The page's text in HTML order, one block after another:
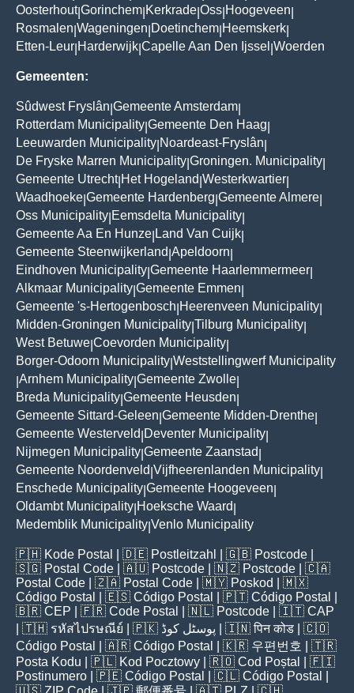
Oosterhout|Gorinchem Kerkrade Oss Hoogeveen
Rosmalen Wageningen Doetinchem Heemskerk
Etten-Leur Harderwijk Capelle Aan Den Ijssel Woerden
Gemeenten:
Sûdwest Fryslân Gemeente Amsterdam
Rotterdam Municipality Gemeente Den Haag
Leeuwarden Municipality Noardeast-Fryslân
De Fryske Marren Municipality Groningen. Municipality
Gemeente Utrecht| Het Hogeland Westerkwartier
Waadhoeke Gemeente Hardenberg Gemeente Almere
Oss Municipality Eemsdelta Municipality
Gemeente Aa En Hunze Land Van Cuijk
Gemeente Steenwijkerland Apeldoorn
Eindhoven Municipality Gemeente Haarlemmermeer
Alkmaar Municipality Gemeente Emmen
Gemeente 's-Hertogenbosch Heerenveen Municipality
Midden-Groningen Municipality Tilburg Municipality
West Betuwe Coevorden Municipality
Borger-Odoorn Municipality Weststellingwerf Municipality
Arnhem Municipality Gemeente Zwolle
Breda Municipality Gemeente Heusden
Gemeente Sittard-Geleen Gemeente Midden-Drenthe
Gemeente Westerveld Deventer Municipality
Nijmegen Municipality Gemeente Zaanstad
Gemeente Noordenveld Vijfheerenlanden Municipality
Enschede Municipality Gemeente Hoogeveen
Oldambt Municipality Hoeksche Waard
Medemblik Municipality Venlo Municipality
🇵🇭 Kode Postal | 🇩🇪 Postleitzahl | 🇬🇧 Postcode
🇸🇬 Postal Code | 🇦🇺 Postcode | 🇳🇿 Postcode | 🇨🇦
Postal Code | 🇿🇦 Postal Code | 🇲🇾 Poskod
| 🇲🇽
Código Postal
| 🇪🇸 Código Postal | 🇵🇹 Código Postal
🇧🇷 CEP | 🇫🇷 Code Postal | 🇳🇱 Postcode | 🇮🇹 CAP
| 🇹🇭 รหัสไปรษณีย์ | 🇵🇰 پوسٹل کوڈ | 🇮🇳पिन कोड | 🇨🇴
Código Postal
| 🇦🇷 Código Postal | 🇰🇷 우편번호
| 🇹🇷
Posta Kodu | 🇵🇱 Kod Pocztowy | 🇷🇴 Cod Poștal
| 🇫🇮
Postinumero | 🇵🇪 Código Postal | 🇨🇱 Código Postal